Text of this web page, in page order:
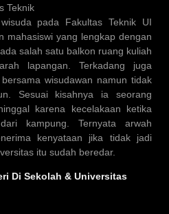
Teknik
pada Fakultas Teknik UI
mahasiswi yang lengkap dengan
salah satu balkon ruang kuliah
lapangan. Terkadang juga
wisudawan namun tidak
Sesuai kisahnya ia seorang
karena kecelakaan ketika
kampung. Ternyata arwah
kenyataan jika tidak jadi
itu sudah beredar.
Di Sekolah & Universitas